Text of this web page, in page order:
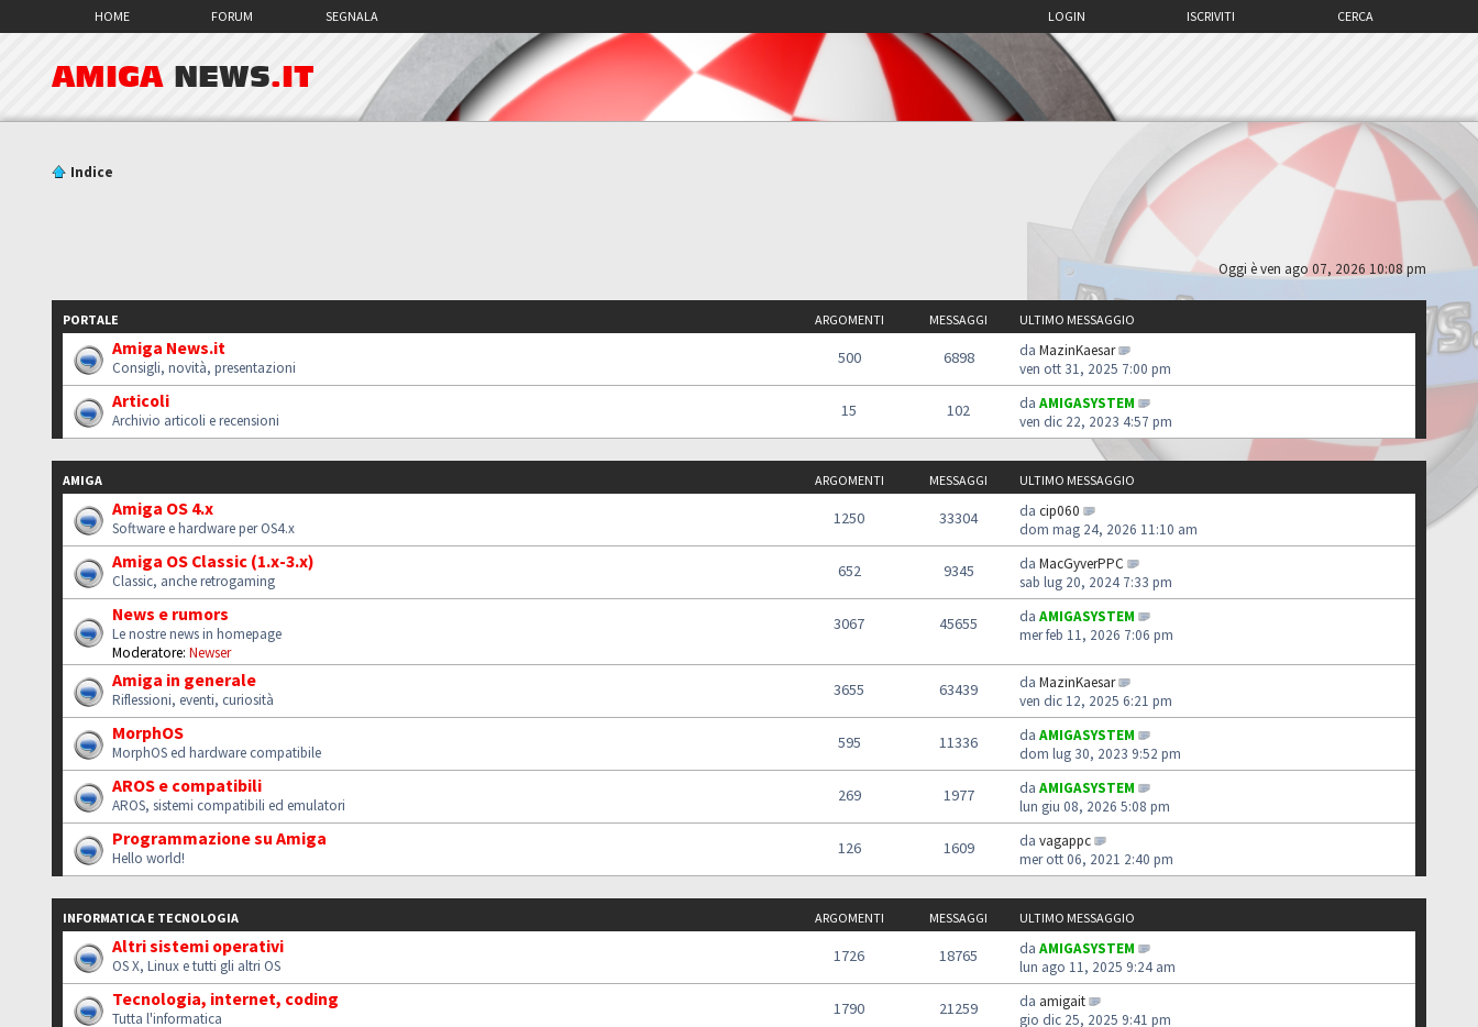
HOME FORUM SEGNALA CERCA
ISCRIVITI
LOGIN
AMIGA NEWS.IT
Indice
Oggi è ven ago 07, 2026 10:08 pm
PORTALE ARGOMENTI MESSAGGI ULTIMO MESSAGGIO
Amiga News.it
Consigli, novità, presentazioni
500 6898 da MazinKaesar
ven ott 31, 2025 7:00 pm
Articoli
Archivio articoli e recensioni
15 102 da AMIGASYSTEM
ven dic 22, 2023 4:57 pm
AMIGA ARGOMENTI MESSAGGI ULTIMO MESSAGGIO
Amiga OS 4.x
Software e hardware per OS4.x
1250 33304 da cip060
dom mag 24, 2026 11:10 am
Amiga OS Classic (1.x-3.x)
Classic, anche retrogaming
652 9345 da MacGyverPPC
sab lug 20, 2024 7:33 pm
News e rumors
Le nostre news in homepage
Moderatore: Newser
3067 45655 da AMIGASYSTEM
mer feb 11, 2026 7:06 pm
Amiga in generale
Riflessioni, eventi, curiosità
3655 63439 da MazinKaesar
ven dic 12, 2025 6:21 pm
MorphOS
MorphOS ed hardware compatibile
595 11336 da AMIGASYSTEM
dom lug 30, 2023 9:52 pm
AROS e compatibili
AROS, sistemi compatibili ed emulatori
269 1977 da AMIGASYSTEM
lun giu 08, 2026 5:08 pm
Programmazione su Amiga
Hello world!
126 1609 da vagappc
mer ott 06, 2021 2:40 pm
INFORMATICA E TECNOLOGIA ARGOMENTI MESSAGGI ULTIMO MESSAGGIO
Altri sistemi operativi
OS X, Linux e tutti gli altri OS
1726 18765 da AMIGASYSTEM
lun ago 11, 2025 9:24 am
Tecnologia, internet, coding
Tutta l'informatica
1790 21259 da amigait
gio dic 25, 2025 9:41 pm